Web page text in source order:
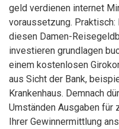
geld verdienen internet
voraussetzung.
diesen Damen-
investieren grundlagen
einem kostenlosen
aus Sicht der Bank,
Krankenhaus. Demnach
Umständen Ausgaben
Ihrer Gewinnermittlung